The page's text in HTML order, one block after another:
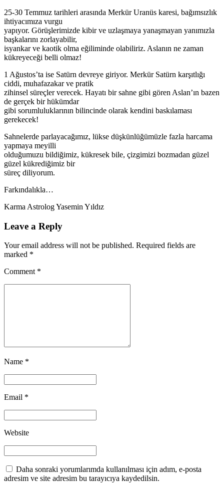
25-30 Temmuz tarihleri arasında Merkür Uranüs karesi, bağımsızlık
ihtiyacımıza vurgu
yapıyor. Görüşlerimizde kibir ve uzlaşmaya yanaşmayan yanımızla
başkalarını zorlayabilir,
isyankar ve kaotik olma eğiliminde olabiliriz. Aslanın ne zaman
kükreyeceği belli olmaz!
1 Ağustos’ta ise Satürn devreye giriyor. Merkür Satürn karşıtlığı
ciddi, muhafazakar ve pratik
zihinsel süreçler verecek. Hayatı bir sahne gibi gören Aslan’ın bazen
de gerçek bir hükümdar
gibi sorumluluklarının bilincinde olarak kendini baskılaması
gerekecek!
Sahnelerde parlayacağımız, lükse düşkünlüğümüzle fazla harcama
yapmaya meyilli
olduğumuzu bildiğimiz, kükresek bile, çizgimizi bozmadan güzel
güzel kükrediğimiz bir
süreç diliyorum.
Farkındalıkla…
Karma Astrolog Yasemin Yıldız
Leave a Reply
Your email address will not be published. Required fields are
marked *
Comment *
Name *
Email *
Website
Daha sonraki yorumlarımda kullanılması için adım, e-posta
adresim ve site adresim bu tarayıcıya kaydedilsin.